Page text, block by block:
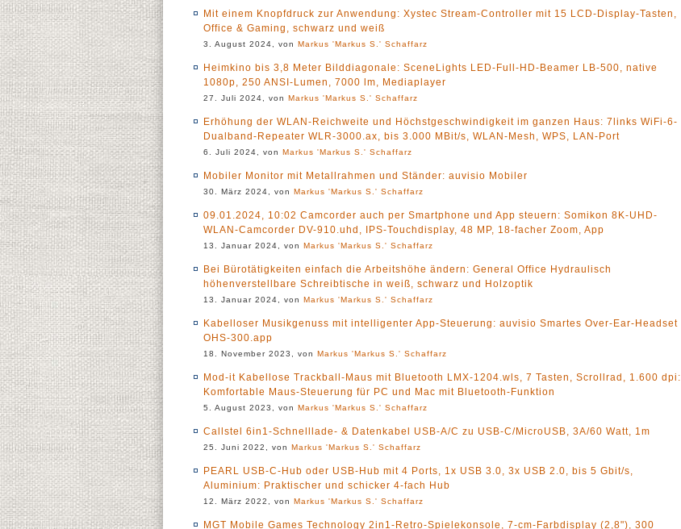
Mit einem Knopfdruck zur Anwendung: Xystec Stream-Controller mit 15 LCD-Display-Tasten,
Office & Gaming, schwarz und weiß
3. August 2024, von Markus 'Markus S.' Schaffarz
Heimkino bis 3,8 Meter Bilddiagonale: SceneLights LED-Full-HD-Beamer LB-500, native
1080p, 250 ANSI-Lumen, 7000 lm, Mediaplayer
27. Juli 2024, von Markus 'Markus S.' Schaffarz
Erhöhung der WLAN-Reichweite und Höchstgeschwindigkeit im ganzen Haus: 7links WiFi-6-
Dualband-Repeater WLR-3000.ax, bis 3.000 MBit/s, WLAN-Mesh, WPS, LAN-Port
6. Juli 2024, von Markus 'Markus S.' Schaffarz
Mobiler Monitor mit Metallrahmen und Ständer: auvisio Mobiler
30. März 2024, von Markus 'Markus S.' Schaffarz
09.01.2024, 10:02 Camcorder auch per Smartphone und App steuern: Somikon 8K-UHD-
WLAN-Camcorder DV-910.uhd, IPS-Touchdisplay, 48 MP, 18-facher Zoom, App
13. Januar 2024, von Markus 'Markus S.' Schaffarz
Bei Bürotätigkeiten einfach die Arbeitshöhe ändern: General Office Hydraulisch
höhenverstellbare Schreibtische in weiß, schwarz und Holzoptik
13. Januar 2024, von Markus 'Markus S.' Schaffarz
Kabelloser Musikgenuss mit intelligenter App-Steuerung: auvisio Smartes Over-Ear-Headset
OHS-300.app
18. November 2023, von Markus 'Markus S.' Schaffarz
Mod-it Kabellose Trackball-Maus mit Bluetooth LMX-1204.wls, 7 Tasten, Scrollrad, 1.600 dpi:
Komfortable Maus-Steuerung für PC und Mac mit Bluetooth-Funktion
5. August 2023, von Markus 'Markus S.' Schaffarz
Callstel 6in1-Schnelllade- & Datenkabel USB-A/C zu USB-C/MicroUSB, 3A/60 Watt, 1m
25. Juni 2022, von Markus 'Markus S.' Schaffarz
PEARL USB-C-Hub oder USB-Hub mit 4 Ports, 1x USB 3.0, 3x USB 2.0, bis 5 Gbit/s,
Aluminium: Praktischer und schicker 4-fach Hub
12. März 2022, von Markus 'Markus S.' Schaffarz
MGT Mobile Games Technology 2in1-Retro-Spielekonsole, 7-cm-Farbdisplay (2,8"), 300